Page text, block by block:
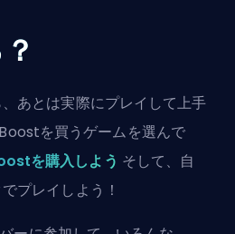
あとは実際にプレイして上手
を買うゲームを選んで
を購入しよう そして、自
プレイしよう！